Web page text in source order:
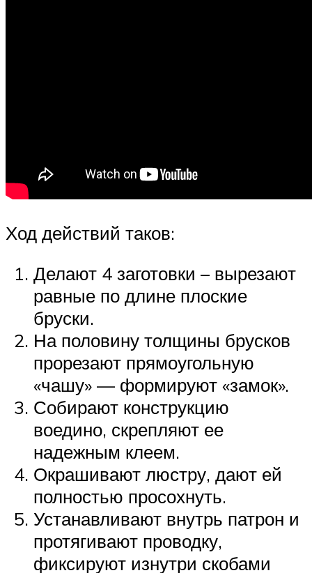
Ход действий таков:
Делают 4 заготовки – вырезают
равные по длине плоские
бруски.
На половину толщины брусков
прорезают прямоугольную
«чашу» — формируют «замок».
Собирают конструкцию
воедино, скрепляют ее
надежным клеем.
Окрашивают люстру, дают ей
полностью просохнуть.
Устанавливают внутрь патрон и
протягивают проводку,
фиксируют изнутри скобами